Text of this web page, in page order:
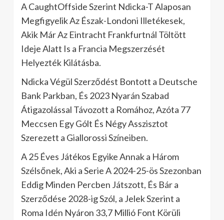
A CaughtOffside Szerint Ndicka-T Alaposan
Megfigyelik Az Észak-Londoni Illetékesek,
Akik Már Az Eintracht Frankfurtnál Töltött
Ideje Alatt Is a Francia Megszerzését
Helyezték Kilátásba.
Ndicka Végül Szerződést Bontott a Deutsche
Bank Parkban, És 2023 Nyarán Szabad
Átigazolással Távozott a Romához, Azóta 77
Meccsen Egy Gólt És Négy Asszisztot
Szerezett a Giallorossi Színeiben.
A 25 Éves Játékos Egyike Annak a Három
Szélsőnek, Aki a Serie A 2024-25-ös Szezonban
Eddig Minden Percben Játszott, És Bár a
Szerződése 2028-ig Szól, a Jelek Szerint a
Roma Idén Nyáron 33,7 Millió Font Körüli